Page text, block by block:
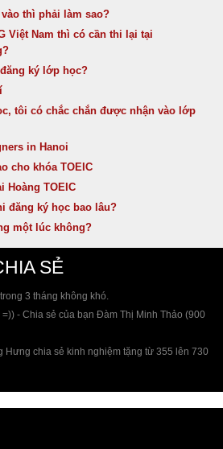
thì phải làm sao?
Việt Nam thì có cần thi lại tại
ký lớp học?
tôi có chắc chắn được nhận vào lớp
in Hanoi
cho khóa TOEIC
Hoàng TOEIC
đăng ký học bao lâu?
một lúc không?
SẺ
3 tháng không khó.
- Chia sẻ của bạn Đàm Thị Minh Thảo (900
Hưng chia sẻ kinh nghiệm tặng từ 355 lên 730